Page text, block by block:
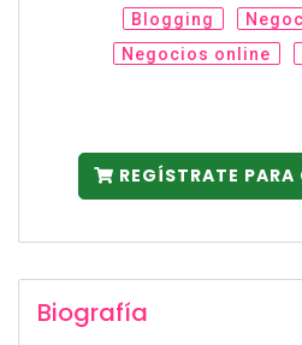
Blogging
Negocios online
REGÍSTRATE
Biografía